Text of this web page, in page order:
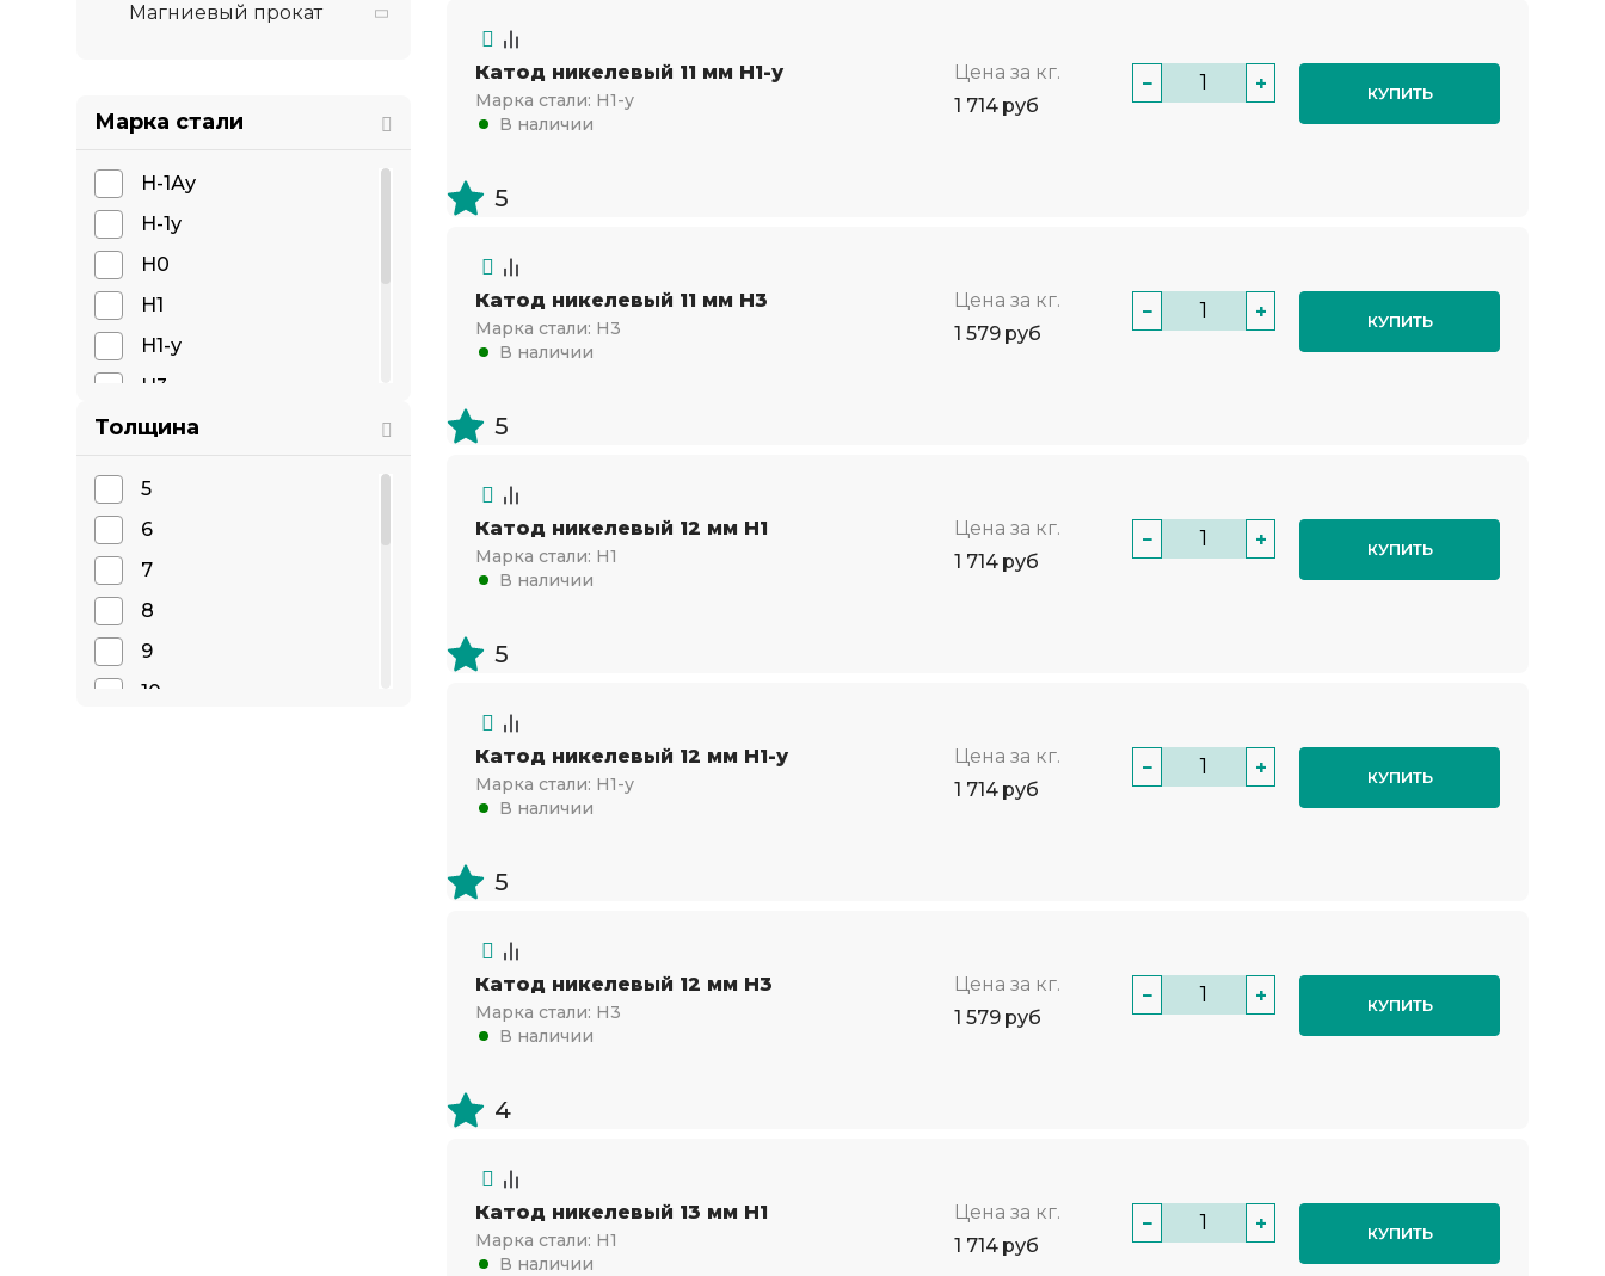
Магниевый прокат
Марка стали
Н-1Ау
Н-1у
Н0
Н1
Н1-у
Н3
НВ3
Толщина
5
6
7
8
9
10
Катод никелевый 11 мм Н1-у
Марка стали: Н1-у
В наличии
Цена за кг.
1 714 руб
− + КУПИТЬ
5
Катод никелевый 11 мм Н3
Марка стали: Н3
В наличии
Цена за кг.
1 579 руб
− + КУПИТЬ
5
Катод никелевый 12 мм Н1
Марка стали: Н1
В наличии
Цена за кг.
1 714 руб
− + КУПИТЬ
5
Катод никелевый 12 мм Н1-у
Марка стали: Н1-у
В наличии
Цена за кг.
1 714 руб
− + КУПИТЬ
5
Катод никелевый 12 мм Н3
Марка стали: Н3
В наличии
Цена за кг.
1 579 руб
− + КУПИТЬ
4
Катод никелевый 13 мм Н1
Марка стали: Н1
В наличии
Цена за кг.
1 714 руб
− + КУПИТЬ